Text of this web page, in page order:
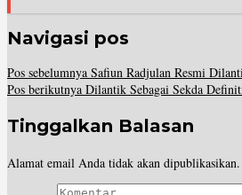
Navigasi pos
Pos sebelumnya Safiun Radjulan Resmi
Pos berikutnya Dilantik Sebagai Sekda
Tinggalkan Balasan
Alamat email Anda tidak akan dipublikasikan.